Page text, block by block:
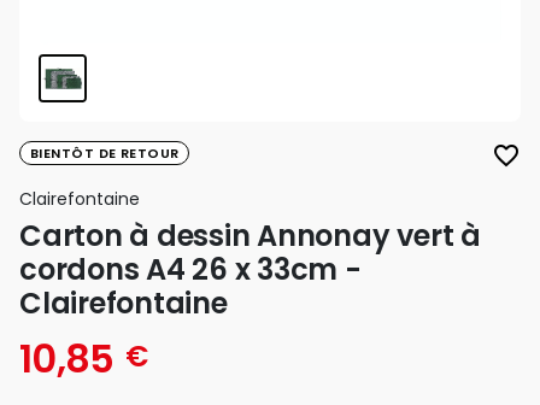
BIENTÔT DE RETOUR favorite_border
Clairefontaine
Carton à dessin Annonay vert à
cordons A4 26 x 33cm -
Clairefontaine
10,85 €